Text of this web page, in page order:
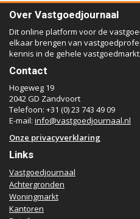
Over Vastgoedjournaal
Dit online platform voor de
elkaar brengen van
kennis in de gehele vastgoedmarkt.
Contact
Hogeweg 19
2042 GD Zandvoort
Telefoon: +31 (0) 23 743 49 09
E-mail: info@vastgoedjournaal.nl
Onze privacyverklaring
Links
Vastgoedjournaal
Achtergronden
Woningmarkt
Kantoren